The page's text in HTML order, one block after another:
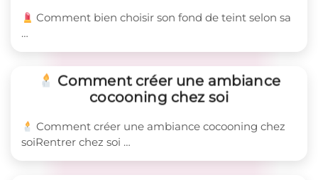
Comment bien choisir son fond de teint selon sa
…
Comment créer une ambiance
cocooning chez soi
Comment créer une ambiance cocooning chez
soiRentrer chez soi …